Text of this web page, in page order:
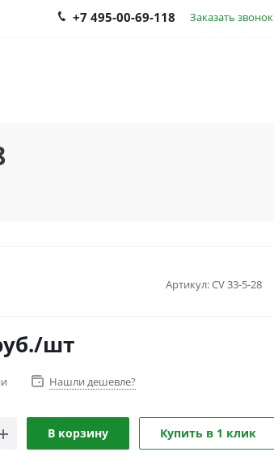
+7 495-00-69-118 Заказать звонок
Артикул:CV 33-5-28
/шт
Нашли дешевле?
В корзину Купить в 1 клик